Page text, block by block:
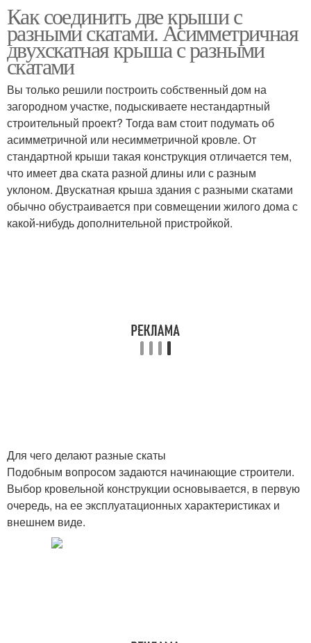
Как соединить две крыши с
разными скатами. Асимметричная
двухскатная крыша с разными
скатами
Вы только решили построить собственный дом на
загородном участке, подыскиваете нестандартный
строительный проект? Тогда вам стоит подумать об
асимметричной или несимметричной кровле. От
стандартной крыши такая конструкция отличается тем,
что имеет два ската разной длины или с разным
уклоном. Двускатная крыша здания с разными скатами
обычно обустраивается при совмещении жилого дома с
какой-нибудь дополнительной пристройкой.
Для чего делают разные скаты
Подобным вопросом задаются начинающие строители.
Выбор кровельной конструкции основывается, в первую
очередь, на ее эксплуатационных характеристиках и
внешнем виде.